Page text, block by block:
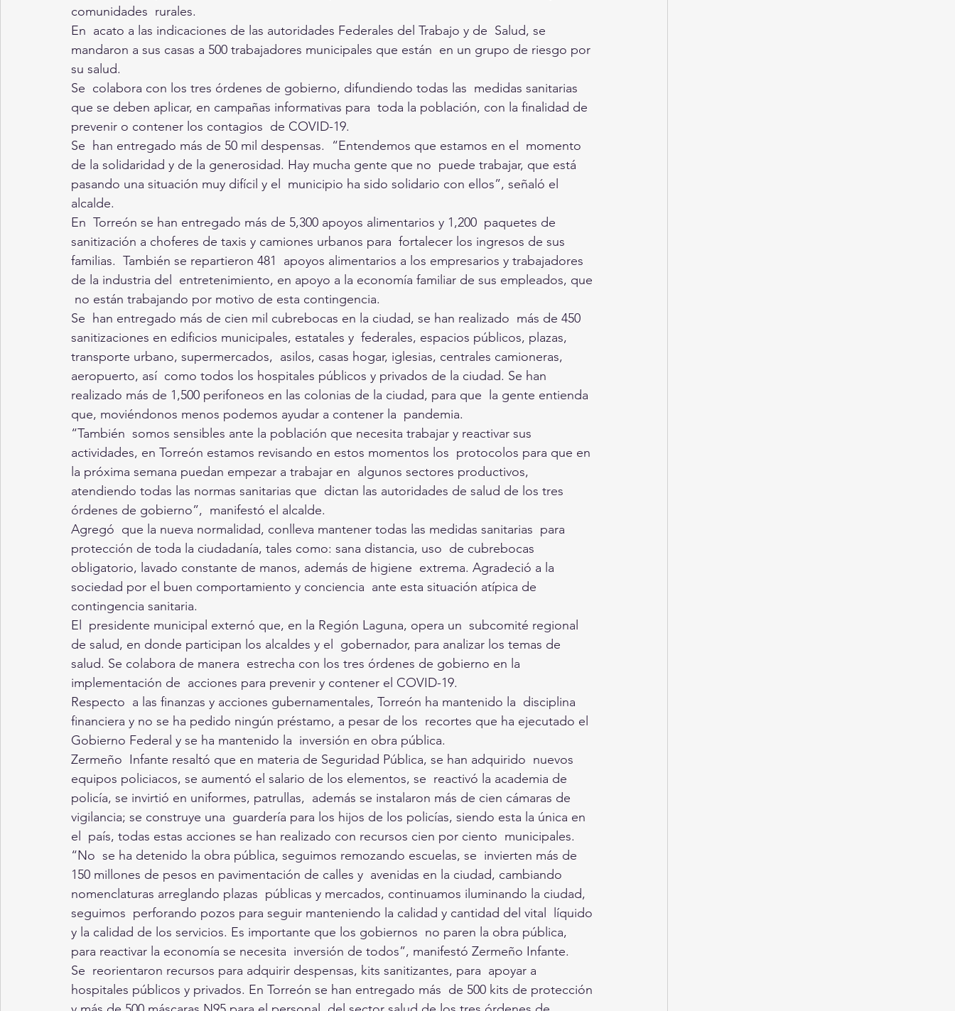
comunidades  rurales.
En  acato a las indicaciones de las autoridades Federales del Trabajo y de  Salud, se
mandaron a sus casas a 500 trabajadores municipales que están  en un grupo de riesgo por
su salud.
Se  colabora con los tres órdenes de gobierno, difundiendo todas las  medidas sanitarias
que se deben aplicar, en campañas informativas para  toda la población, con la finalidad de
prevenir o contener los contagios  de COVID-19.
Se  han entregado más de 50 mil despensas.  “Entendemos que estamos en el  momento
de la solidaridad y de la generosidad. Hay mucha gente que no  puede trabajar, que está
pasando una situación muy difícil y el  municipio ha sido solidario con ellos”, señaló el
alcalde.
En  Torreón se han entregado más de 5,300 apoyos alimentarios y 1,200  paquetes de
sanitización a choferes de taxis y camiones urbanos para  fortalecer los ingresos de sus
familias.  También se repartieron 481  apoyos alimentarios a los empresarios y trabajadores
de la industria del  entretenimiento, en apoyo a la economía familiar de sus empleados, que
no están trabajando por motivo de esta contingencia.
Se  han entregado más de cien mil cubrebocas en la ciudad, se han realizado  más de 450
sanitizaciones en edificios municipales, estatales y  federales, espacios públicos, plazas,
transporte urbano, supermercados,  asilos, casas hogar, iglesias, centrales camioneras,
aeropuerto, así  como todos los hospitales públicos y privados de la ciudad. Se han
realizado más de 1,500 perifoneos en las colonias de la ciudad, para que  la gente entienda
que, moviéndonos menos podemos ayudar a contener la  pandemia.
“También  somos sensibles ante la población que necesita trabajar y reactivar sus
actividades, en Torreón estamos revisando en estos momentos los  protocolos para que en
la próxima semana puedan empezar a trabajar en  algunos sectores productivos,
atendiendo todas las normas sanitarias que  dictan las autoridades de salud de los tres
órdenes de gobierno”,  manifestó el alcalde.
Agregó  que la nueva normalidad, conlleva mantener todas las medidas sanitarias  para
protección de toda la ciudadanía, tales como: sana distancia, uso  de cubrebocas
obligatorio, lavado constante de manos, además de higiene  extrema. Agradeció a la
sociedad por el buen comportamiento y conciencia  ante esta situación atípica de
contingencia sanitaria.
El  presidente municipal externó que, en la Región Laguna, opera un  subcomité regional
de salud, en donde participan los alcaldes y el  gobernador, para analizar los temas de
salud. Se colabora de manera  estrecha con los tres órdenes de gobierno en la
implementación de  acciones para prevenir y contener el COVID-19.
Respecto  a las finanzas y acciones gubernamentales, Torreón ha mantenido la  disciplina
financiera y no se ha pedido ningún préstamo, a pesar de los  recortes que ha ejecutado el
Gobierno Federal y se ha mantenido la  inversión en obra pública.
Zermeño  Infante resaltó que en materia de Seguridad Pública, se han adquirido  nuevos
equipos policiacos, se aumentó el salario de los elementos, se  reactivó la academia de
policía, se invirtió en uniformes, patrullas,  además se instalaron más de cien cámaras de
vigilancia; se construye una  guardería para los hijos de los policías, siendo esta la única en
el  país, todas estas acciones se han realizado con recursos cien por ciento  municipales.
“No  se ha detenido la obra pública, seguimos remozando escuelas, se  invierten más de
150 millones de pesos en pavimentación de calles y  avenidas en la ciudad, cambiando
nomenclaturas arreglando plazas  públicas y mercados, continuamos iluminando la ciudad,
seguimos  perforando pozos para seguir manteniendo la calidad y cantidad del vital  líquido
y la calidad de los servicios. Es importante que los gobiernos  no paren la obra pública,
para reactivar la economía se necesita  inversión de todos”, manifestó Zermeño Infante.
Se  reorientaron recursos para adquirir despensas, kits sanitizantes, para  apoyar a
hospitales públicos y privados. En Torreón se han entregado más  de 500 kits de protección